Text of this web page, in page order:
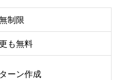
制限
も無料
ーン作成